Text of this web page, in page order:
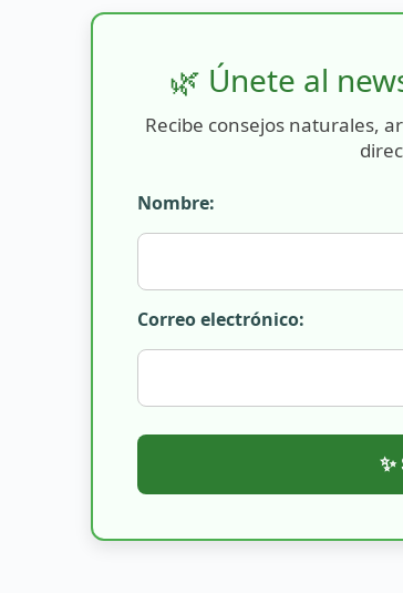
🌿 Únete al
Recibe consejos naturales,
Nombre:
Correo electrónico: